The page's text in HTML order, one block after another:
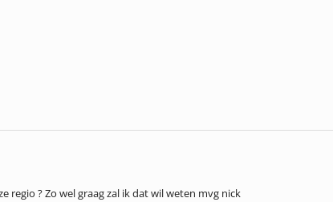
regio ? Zo wel graag zal ik dat wil weten mvg nick